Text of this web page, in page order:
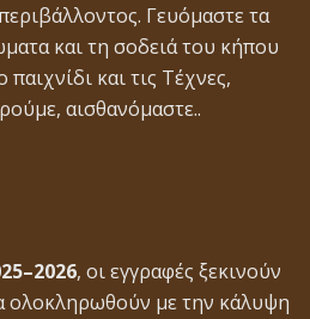
Γευόμαστε τα
και τη σοδειά του κήπου
και τις Τέχνες,
αισθανόμαστε..
, οι εγγραφές ξεκινούν
ολοκληρωθούν με την κάλυψη